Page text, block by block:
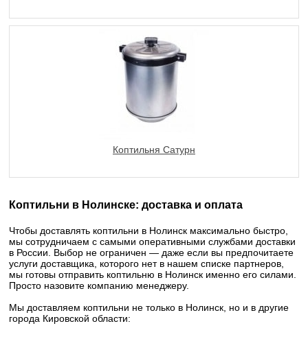
Коптильня Сатурн
Коптильни в Нолинске: доставка и оплата
Чтобы доставлять коптильни в Нолинск максимально быстро,
мы сотрудничаем с самыми оперативными службами доставки
в России. Выбор не ограничен — даже если вы предпочитаете
услуги доставщика, которого нет в нашем списке партнеров,
мы готовы отправить коптильню в Нолинск именно его силами.
Просто назовите компанию менеджеру.
Мы доставляем коптильни не только в Нолинск, но и в другие
города Кировской области: